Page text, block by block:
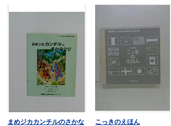
まめジカカンチルのさかな こっきのえほん